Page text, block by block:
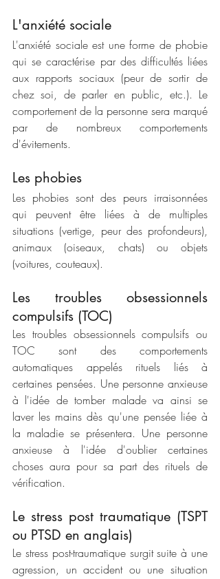
L'anxiété sociale
L'anxiété sociale est une forme de phobie
qui se caractérise par des difficultés liées
aux rapports sociaux (peur de sortir de
chez soi, de parler en public, etc.). Le
comportement de la personne sera marqué
par de nombreux comportements
d'évitements.
Les phobies
Les phobies sont des peurs irraisonnées
qui peuvent être liées à de multiples
situations (vertige, peur des profondeurs),
animaux (oiseaux, chats) ou objets
(voitures, couteaux).
Les troubles obsessionnels
compulsifs (TOC)
Les troubles obsessionnels compulsifs ou
TOC sont des comportements
automatiques appelés rituels liés à
certaines pensées. Une personne anxieuse
à l'idée de tomber malade va ainsi se
laver les mains dès qu'une pensée liée à
la maladie se présentera. Une personne
anxieuse à l'idée d'oublier certaines
choses aura pour sa part des rituels de
vérification.
Le stress post traumatique (TSPT
ou PTSD en anglais)
Le stress post-traumatique surgit suite à une
agression, un accident ou une situation